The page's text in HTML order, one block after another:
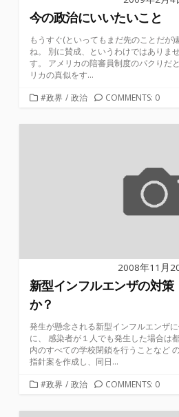
今の政治にいいたいこと
もうすぐ(といってもまだ先のことだが
ね。 別に賛成、というわけではありま
す。 アメリカの陪審員制度のパクりだ
リカの真似をす...
カ
ゴ
#政界 / 政治 COMMENTS: 0
2008年11月
新型インフルエンザの対策
か？
発生が懸念される新型インフルエンザ
に、 感染者が１人でも発生した場合は
内のすべての学校閉鎖を行うことなど
指針案を作成し、同日...
カ
ゴ
#政界 / 政治 COMMENTS: 0